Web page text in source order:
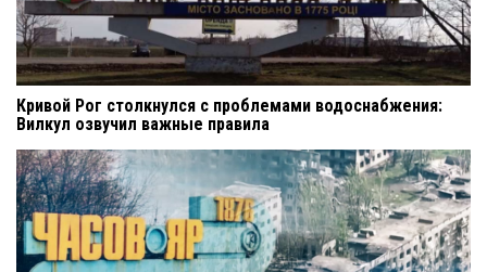
Кривой Рог столкнулся с проблемами водоснабжения:
Вилкул озвучил важные правила